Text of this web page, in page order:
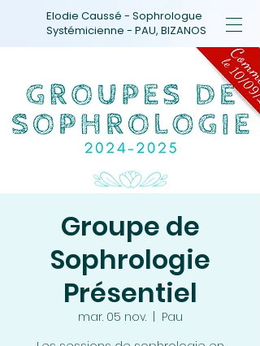
Elodie Caussé - Sophrologue
Systémicienne - PAU, BIZANOS
Groupe de
Sophrologie
Présentiel
mar. 05 nov.
  |
Pau